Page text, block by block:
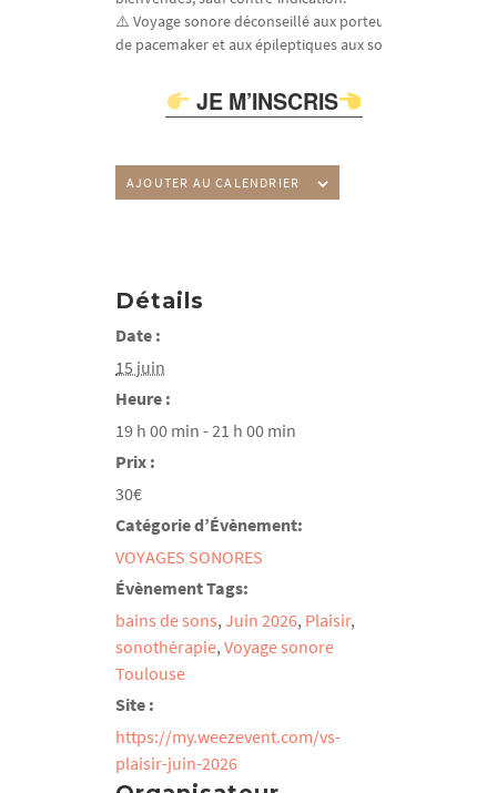
⚠️ Voyage sonore déconseillé aux porteurs
de pacemaker et aux épileptiques aux sons.
JE M’INSCRIS
AJOUTER AU CALENDRIER
Détails
Date :
15 juin
Heure :
19 h 00 min - 21 h 00 min
Prix :
30€
Catégorie d’Évènement:
VOYAGES SONORES
Évènement Tags:
bains de sons, Juin 2026, Plaisir,
sonothérapie, Voyage sonore
Toulouse
Site :
https://my.weezevent.com/vs-
plaisir-juin-2026